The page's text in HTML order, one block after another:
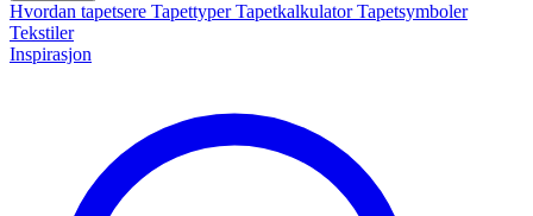
Hvordan tapetsere TapettyperTapetkalkulatorTapetsymboler
Tekstiler
Inspirasjon